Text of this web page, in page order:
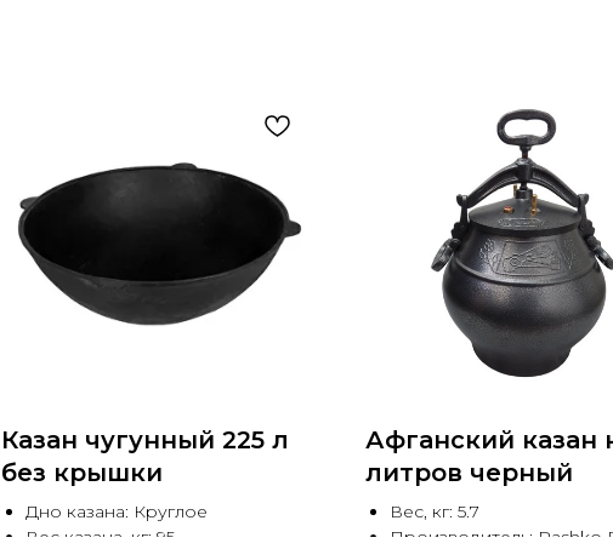
Казан чугунный 225 л
без крышки
Дно казана: Круглое
Вес казана, кг: 95
Афганский казан
литров черный
Вес, кг: 5.7
Производитель: Rashko